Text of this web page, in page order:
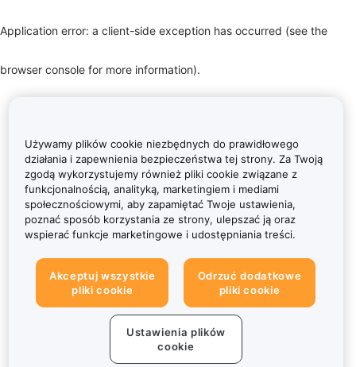
Application error: a client-side exception has occurred (see the
browser console for more information).
Używamy plików cookie niezbędnych do prawidłowego
działania i zapewnienia bezpieczeństwa tej strony. Za Twoją
zgodą wykorzystujemy również pliki cookie związane z
funkcjonalnością, analityką, marketingiem i mediami
społecznościowymi, aby zapamiętać Twoje ustawienia,
poznać sposób korzystania ze strony, ulepszać ją oraz
wspierać funkcje marketingowe i udostępniania treści.
Akceptuj wszystkie
pliki cookie
Odrzuć dodatkowe
pliki cookie
Ustawienia plików
cookie